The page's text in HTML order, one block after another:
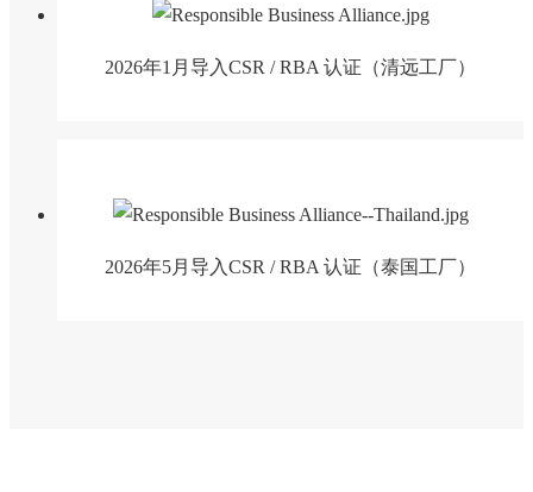
2026年1月导入CSR / RBA 认证（清远工厂）
2026年5月导入CSR / RBA 认证（泰国工厂）